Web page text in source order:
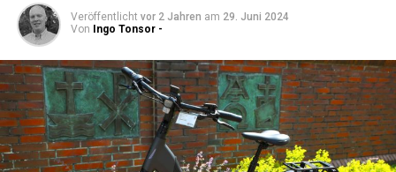
Veröffentlicht vor 2 Jahren am 29. Juni 2024
Von
Ingo Tonsor -